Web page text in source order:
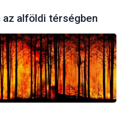
alföldi térségben